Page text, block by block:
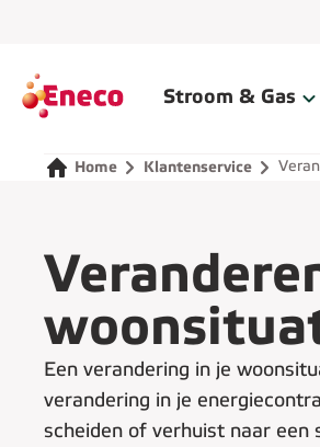
Home Stroom & Gas
Home Klantenservice
Een verandering in je
verandering in je
scheiden of verhuist naar een